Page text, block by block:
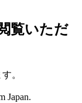
覧いただ
。
Japan.